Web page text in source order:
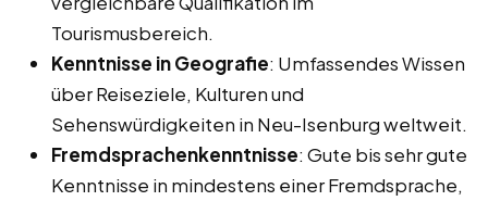
Tourismusbereich.
Kenntnisse in Geografie: Umfassendes Wissen
über Reiseziele, Kulturen und
Sehenswürdigkeiten in Neu-Isenburg weltweit.
Fremdsprachenkenntnisse: Gute bis sehr gute
Kenntnisse in mindestens einer Fremdsprache,